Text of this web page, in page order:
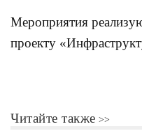
Мероприятия
проекту
Читайте также